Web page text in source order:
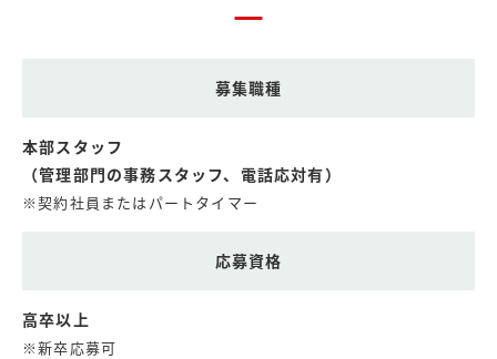
募集職種
本部スタッフ
（管理部門の事務スタッフ、電話応対有）
※契約社員またはパートタイマー
応募資格
高卒以上
※新卒応募可